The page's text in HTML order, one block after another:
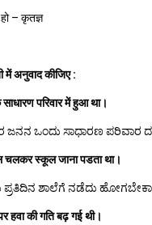
– कृतज्ञ
अनुवाद कीजिए :
परिवार में हुआ था।
ಜನನ ಒಂದು ಸಾಧಾರಣ ಪರಿವಾರ
चलकर स्कूल जाना पडता था।
ಪ್ರತಿದಿನ ಶಾಲೆಗೆ ನಡೆದು
हवा की गति बढ़ गई थी।